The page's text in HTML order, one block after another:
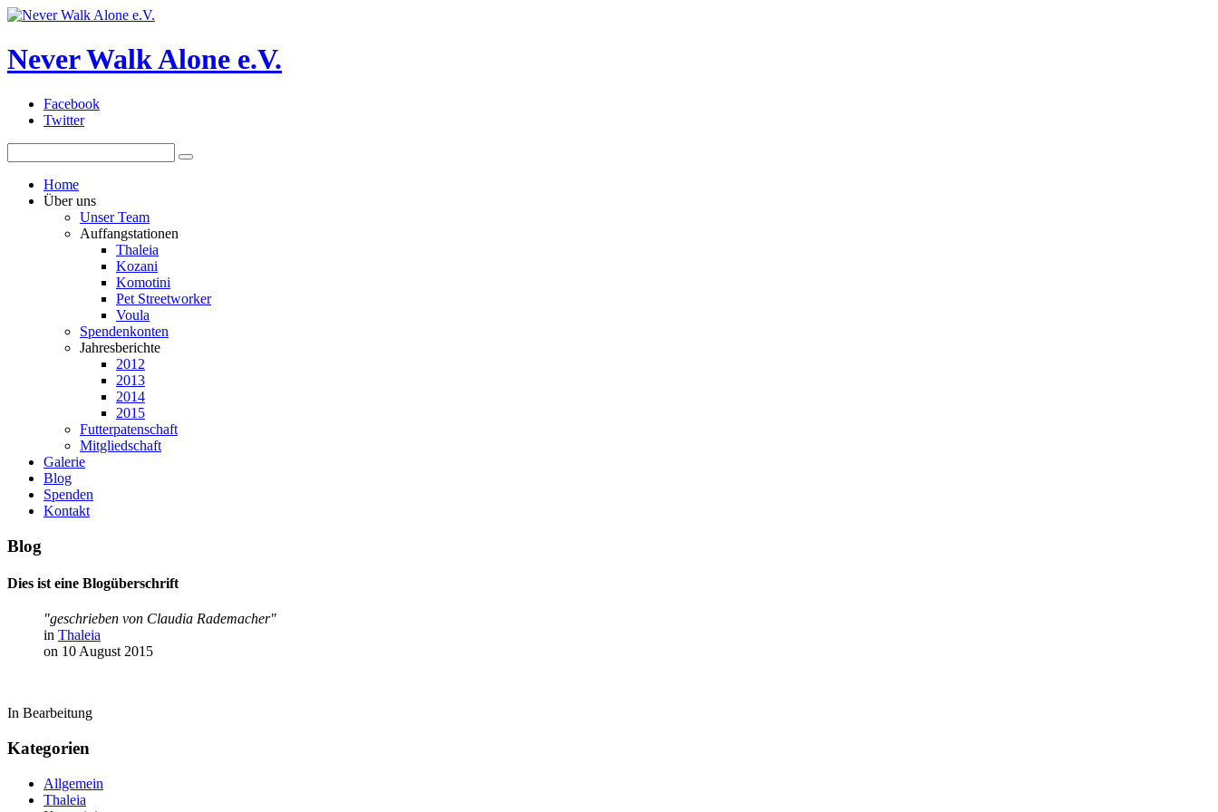
Never Walk Alone e.V.
Facebook
Twitter
Home
Über uns
Unser Team
Auffangstationen
Thaleia
Kozani
Komotini
Pet Streetworker
Voula
Spendenkonten
Jahresberichte
2012
2013
2014
2015
Futterpatenschaft
Mitgliedschaft
Galerie
Blog
Spenden
Kontakt
Blog
Dies ist eine Blogüberschrift
"geschrieben von Claudia Rademacher"
in Thaleia
on 10 August 2015
In Bearbeitung
Kategorien
Allgemein
Thaleia